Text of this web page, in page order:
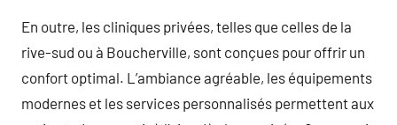
En outre, les cliniques privées, telles que celles de la
rive-sud ou à Boucherville, sont conçues pour offrir un
confort optimal. L’ambiance agréable, les équipements
modernes et les services personnalisés permettent aux